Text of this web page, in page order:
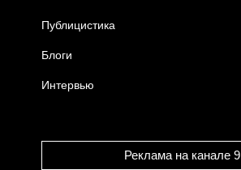
Публицистика
Блоги
Интервью
Реклама на канале 9